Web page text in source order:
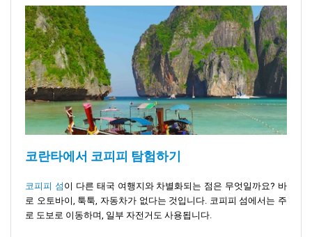
코란타에서 코피피 탐험하기
코피피 섬 이 다른 태국 여행지와 차별화되는 점은 무엇일까요? 바
로 오토바이, 툭툭, 자동차가 없다는 것입니다. 코피피 섬에서는 주
로 도보로 이동하며, 일부 자전거도 사용됩니다.